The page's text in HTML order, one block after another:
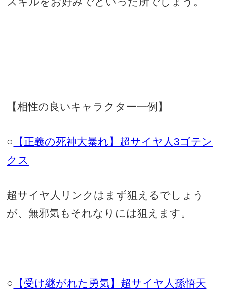
【相性の良いキャラクター一例】
○ 【正義の死神大暴れ】超サイヤ人3ゴテン
クス
超サイヤ人リンクはまず狙えるでしょう
が、無邪気もそれなりには狙えます。
○
【受け継がれた勇気】超サイヤ人孫悟天